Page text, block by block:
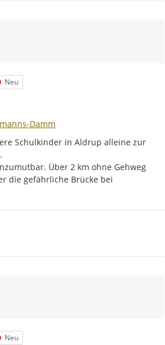
Status
Neu
Damm
Schulkinder in Aldrup alleine zur
Über 2 km ohne Gehweg
die gefährliche Brücke bei
Status
Neu